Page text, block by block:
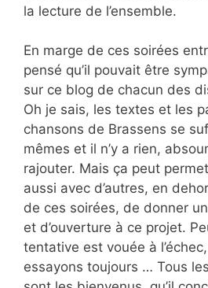
la lecture de l’ensemble.
En marge de ces soirées
pensé qu’il pouvait être
sur ce blog de chacun des
Oh je sais, les textes et les
chansons de Brassens se
mêmes et il n’y a rien,
rajouter. Mais ça peut
aussi avec d’autres, en
de ces soirées, de donner
et d’ouverture à ce projet.
tentative est vouée à
essayons toujours … Tous